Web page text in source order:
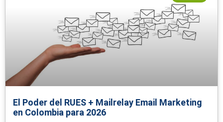
El Poder del RUES + Mailrelay Email Marketing
en Colombia para 2026